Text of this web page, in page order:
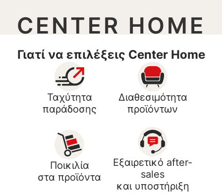
CENTER HOME
Γιατί να επιλέξεις Center Home
Ταχύτητα
παράδοσης
Διαθεσιμότητα
προϊόντων
Ποικιλία
στα προϊόντα
Εξαιρετικό after-
sales
και υποστήριξη